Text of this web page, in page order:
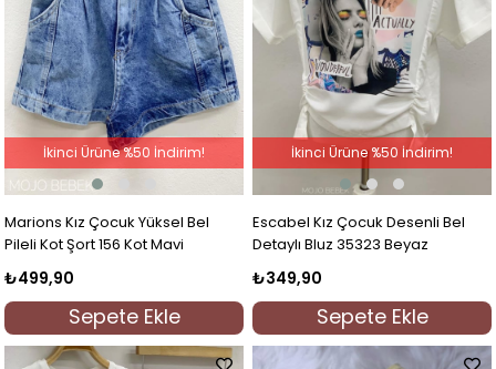
Marions Kız Çocuk Yüksel Bel
Pileli Kot Şort 156 Kot Mavi
₺499,90
Sepete Ekle
İkinci Ürüne %50 İndirim!
Escabel Kız Çocuk Desenli Bel
Detaylı Bluz 35323 Beyaz
₺349,90
Sepete Ekle
İkinci Ürüne %50 İndirim!